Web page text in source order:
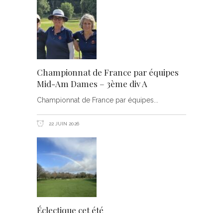
Championnat de France par équipes
Mid-Am Dames – 3ème div A
Championnat de France par équipes
22 JUIN 2026
Éclectique cet été